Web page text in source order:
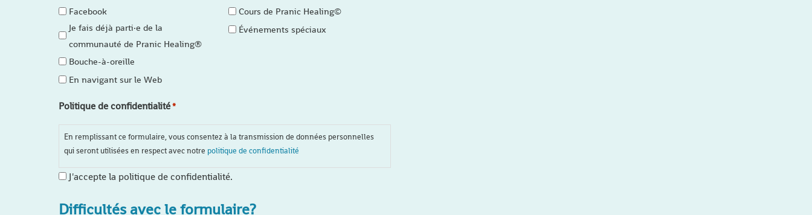
Facebook
Je fais déjà parti·e de la
communauté de Pranic Healing®
Bouche-à-oreille
En navigant sur le Web
Cours de Pranic Healing©
Événements spéciaux
Politique de confidentialité*
En remplissant ce formulaire, vous consentez à la transmission de données personnelles
qui seront utilisées en respect avec notre politique de confidentialité
J'accepte la politique de confidentialité.
Difficultés avec le formulaire?